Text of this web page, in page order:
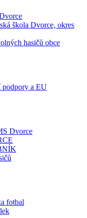
škola Dvorce, okres
hasičů obce
podpory a EU
Dvorce
fotbal